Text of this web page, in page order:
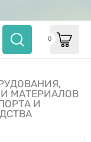
МАТЕРИАЛОВ
И
0